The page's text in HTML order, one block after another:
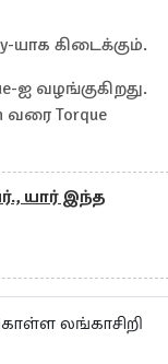
யாக கிடைக்கும்.
ஐ வழங்குகிறது.
வரை Torque
யார் இந்த
லங்காசிறி